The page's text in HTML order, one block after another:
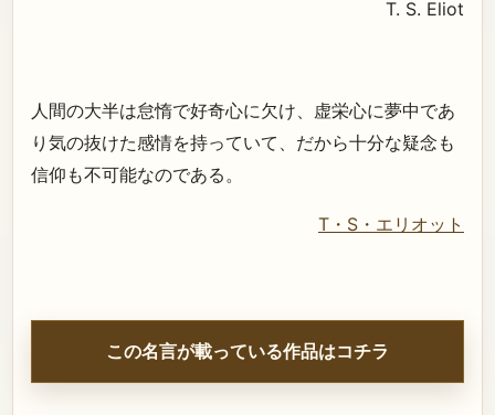
T. S. Eliot
人間の大半は怠惰で好奇心に欠け、虚栄心に夢中であ
り気の抜けた感情を持っていて、だから十分な疑念も
信仰も不可能なのである。
T・S・エリオット
この名言が載っている作品はコチラ